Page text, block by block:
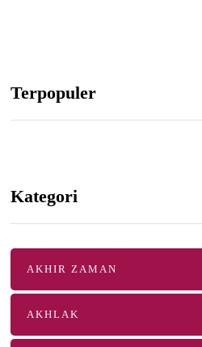
Terpopuler
Kategori
AKHIR ZAMAN
AKHLAK